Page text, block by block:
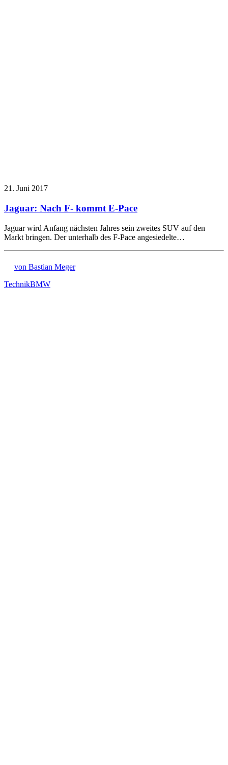
21. Juni 2017
Jaguar: Nach F- kommt E-Pace
Jaguar wird Anfang nächsten Jahres sein zweites SUV auf den
Markt bringen. Der unterhalb des F-Pace angesiedelte…
von Bastian Meger
TechnikBMW